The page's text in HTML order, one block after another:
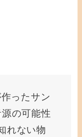
ったサン
の可能性
れない物